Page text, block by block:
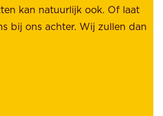
kan natuurlijk ook. Of laat
bij ons achter. Wij zullen dan